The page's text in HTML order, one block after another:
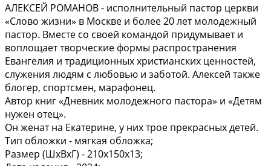
АЛЕКСЕЙ РОМАНОВ - исполнительный пастор церкви
«Слово жизни» в Москве и более 20 лет молодежный
пастор. Вместе со своей командой придумывает и
воплощает творческие формы распространения
Евангелия и традиционных христианских ценностей,
служения людям с любовью и заботой. Алексей также
блогер, спортсмен, марафонец.
Автор книг «Дневник молодежного пастора» и «Детям
нужен отец».
Он женат на Екатерине, у них трое прекрасных детей.
Тип обложки - мягкая обложка;
Размер (ШхВхГ) -210х150х13;